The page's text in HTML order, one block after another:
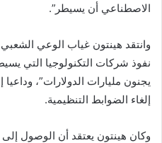
الاصطناعي أن يسيطر”.
وانتقد هينتون غياب الوعي
نفوذ شركات التكنولوجيا التي
يجنون مليارات الدولارات”،
إلغاء الضوابط التنظيمية.